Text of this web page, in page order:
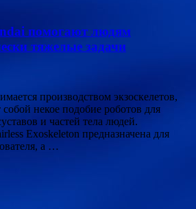
помогают людям
тяжелые задачи
производством экзоскелетов,
некое подобие роботов для
и частей тела людей.
Exoskeleton предназначена для
а …